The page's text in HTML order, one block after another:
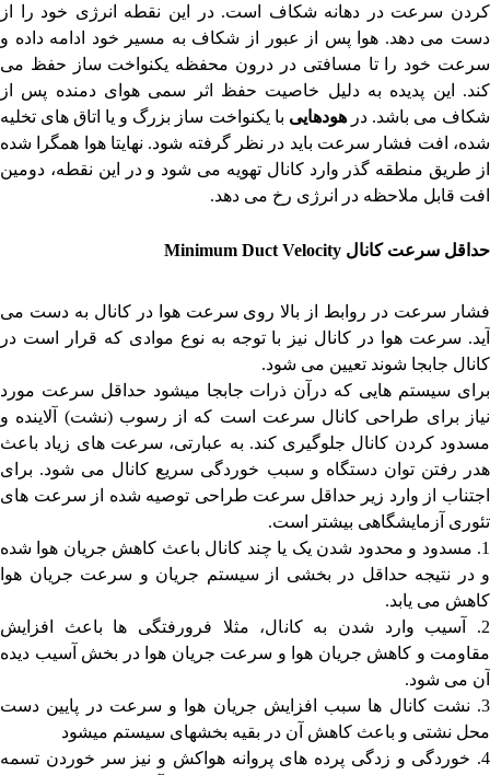
کردن سرعت در دهانه شکاف است. در این نقطه انرژی خود را از
دست می دهد. هوا پس از عبور از شکاف به مسیر خود ادامه داده و
سرعت خود را تا مسافتی در درون محفظه یکنواخت ساز حفظ می
کند. این پدیده به دلیل خاصیت حفظ اثر سمی هوای دمنده پس از
شکاف می باشد. درهودهایی با یکنواخت ساز بزرگ و یا اتاق های تخلیه
شده، افت فشار سرعت باید در نظر گرفته شود. نهایتا هوا همگرا شده
از طریق منطقه گذر وارد کانال تهویه می شود و در این نقطه، دومین
افت قابل ملاحظه در انرژی رخ می دهد.
حداقل سرعت کانال Minimum Duct Velocity
فشار سرعت در روابط از بالا روی سرعت هوا در کانال به دست می
آید. سرعت هوا در کانال نیز با توجه به نوع موادی که قرار است در
کانال جابجا شوند تعیین می شود.
برای سیستم هایی که درآن ذرات جابجا میشود حداقل سرعت مورد
نیاز برای طراحی کانال سرعت است که از رسوب (نشت) آلاینده و
مسدود کردن کانال جلوگیری کند. به عبارتی، سرعت های زیاد باعث
هدر رفتن توان دستگاه و سبب خوردگی سریع کانال می شود. برای
اجتناب از وارد زیر حداقل سرعت طراحی توصیه شده از سرعت های
تئوری آزمایشگاهی بیشتر است.
1. مسدود و محدود شدن یک یا چند کانال باعث کاهش جریان هوا شده
و در نتیجه حداقل در بخشی از سیستم جریان و سرعت جریان هوا
کاهش می یابد.
2. آسیب وارد شدن به کانال، مثلا فرورفتگی ها باعث افزایش
مقاومت و کاهش جریان هوا و سرعت جریان هوا در بخش آسیب دیده
آن می شود.
3. نشت کانال ها سبب افزایش جریان هوا و سرعت در پایین دست
محل نشتی و باعث کاهش آن در بقیه بخشهای سیستم میشود
4. خوردگی و زدگی پرده های پروانه هواکش و نیز سر خوردن تسمه